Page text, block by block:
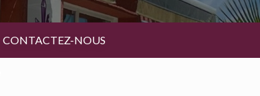
Beauté
CONTACTEZ-NOUS